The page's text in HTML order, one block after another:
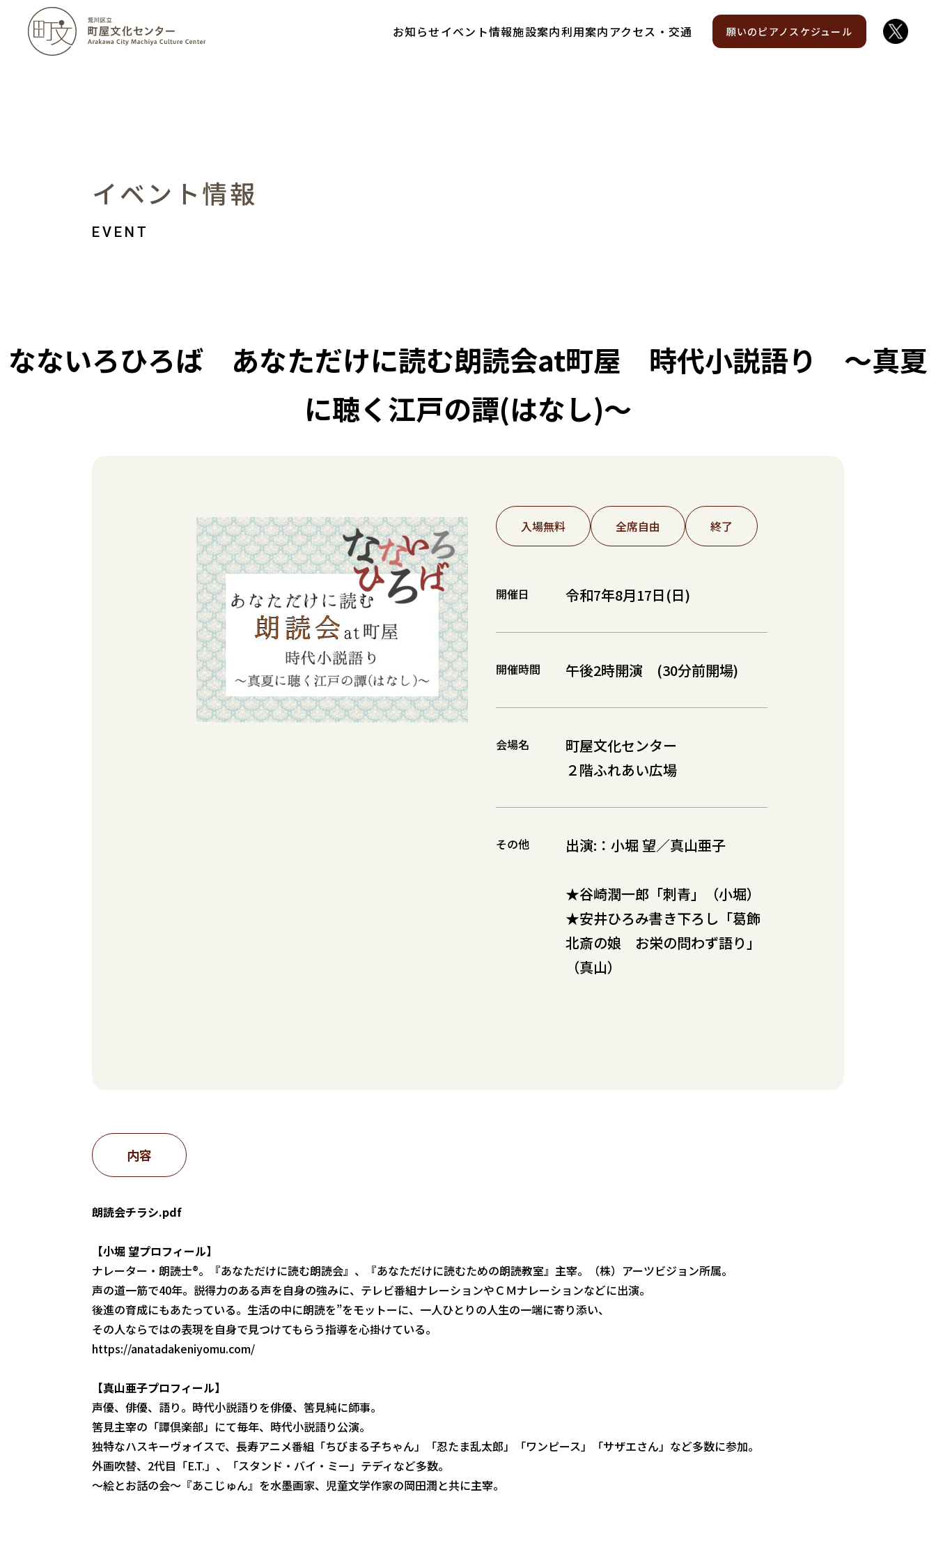
お知らせイベント情報施設案内利用案内 アクセス・交通 願いのピアノスケジュール
イベント情報
なないろひろば あなただけに読む朗読会at町屋 時代小説語り ～真夏
に聴く江戸の譚(はなし)～
入場無料 全席自由 終了
開催日 令和7年8月17日(日)
開催時間 午後2時開演 (30分前開場)
会場名
町屋文化センター
２階ふれあい広場
その他 出演:：小堀 望／真山亜子
★谷崎潤一郎「刺青」（小堀）
★安井ひろみ書き下ろし「葛飾
北斎の娘 お栄の問わず語り」
（真山）
内容
朗読会チラシ.pdf
【小堀 望プロフィール】
ナレーター・朗読士®。『あなただけに読む朗読会』、『あなただけに読むための朗読教室』主宰。（株）アーツビジョン所属。
声の道一筋で40年。説得力のある声を自身の強みに、テレビ番組ナレーションやＣＭナレーションなどに出演。
後進の育成にもあたっている。生活の中に朗読を”をモットーに、一人ひとりの人生の一端に寄り添い、
その人ならではの表現を自身で見つけてもらう指導を心掛けている。
https://anatadakeniyomu.com/
【真山亜子プロフィール】
声優、俳優、語り。時代小説語りを俳優、筈見純に師事。
筈見主宰の「譚倶楽部」にて毎年、時代小説語り公演。
独特なハスキーヴォイスで、長寿アニメ番組「ちびまる子ちゃん」「忍たま乱太郎」「ワンピース」「サザエさん」など多数に参加。
外画吹替、2代目「E.T.」、「スタンド・バイ・ミー」テディなど多数。
〜絵とお話の会〜『あこじゅん』を水墨画家、児童文学作家の岡田潤と共に主宰。